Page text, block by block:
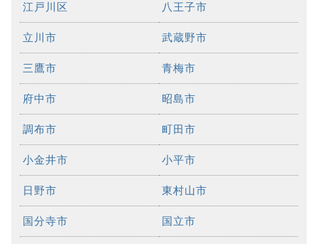
江戸川区 八王子市
立川市 武蔵野市
三鷹市 青梅市
府中市 昭島市
調布市 町田市
小金井市 小平市
日野市 東村山市
国分寺市 国立市